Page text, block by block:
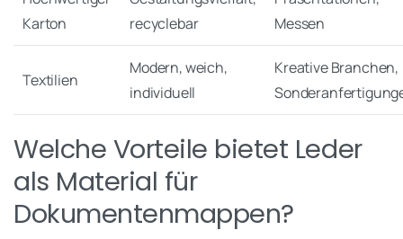
Karton
recyclebar
Messen
Textilien
Modern, weich,
individuell
Kreative Branchen,
Welche Vorteile bietet Leder
als Material für
Dokumentenmappen?